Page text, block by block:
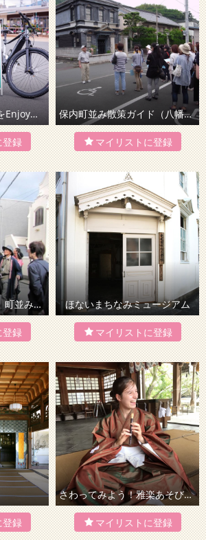
E-BIKEで佐田岬一円をEnjoy！Cycling！ 保内町並み散策ガイド（八幡浜市）
伊予の大阪「八幡濱」町並みウオッチング ほないまちなみミュージアム
さわってみよう！雅楽あそび体験